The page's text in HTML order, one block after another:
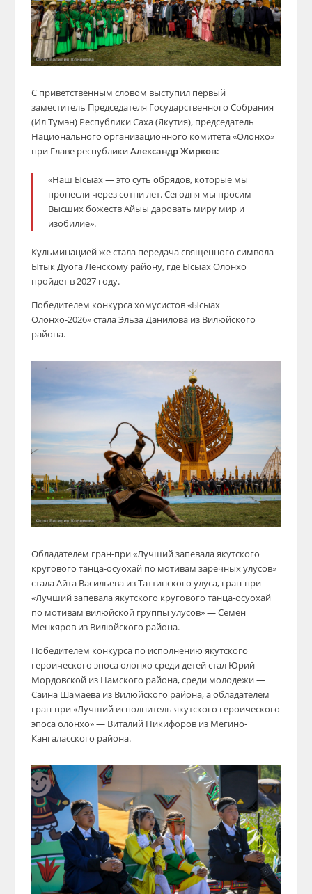
С приветственным словом выступил первый
заместитель Председателя Государственного Собрания
(Ил Тумэн) Республики Саха (Якутия), председатель
Национального организационного комитета «Олонхо»
при Главе республикиАлександр Жирков:
«Наш Ысыах — это суть обрядов, которые мы
пронесли через сотни лет. Сегодня мы просим
Высших божеств Айыы даровать миру мир и
изобилие».
Кульминацией же стала передача священного символа
Ытык Дуога Ленскому району, где Ысыах Олонхо
пройдет в 2027 году.
Победителем конкурса хомусистов «Ысыах
Олонхо-2026» стала Эльза Данилова из Вилюйского
района.
Обладателем гран-при «Лучший запевала якутского
кругового танца-осуохай по мотивам заречных улусов»
стала Айта Васильева из Таттинского улуса, гран-при
«Лучший запевала якутского кругового танца-осуохай
по мотивам вилюйской группы улусов» — Семен
Менкяров из Вилюйского района.
Победителем конкурса по исполнению якутского
героического эпоса олонхо среди детей стал Юрий
Мордовской из Намского района, среди молодежи —
Саина Шамаева из Вилюйского района, а обладателем
гран-при «Лучший исполнитель якутского героического
эпоса олонхо» — Виталий Никифоров из Мегино-
Кангаласского района.